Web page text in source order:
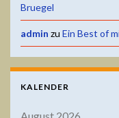
Bruegel
admin zu Ein Best of
KALENDER